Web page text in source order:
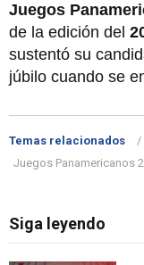
Juegos
de la edición del
sustentó su
júbilo cuando se
Temas relacionados
Juegos Panamericanos
Siga leyendo